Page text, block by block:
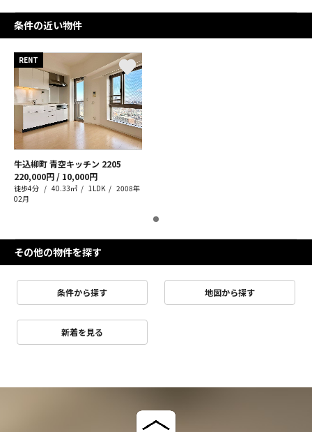
条件の近い物件
RENT
牛込柳町 青空キッチン 2205
220,000円 / 10,000円
徒歩4分 40.33㎡ 1LDK
2008年
02月
その他の物件を探す
条件から探す 地図から探す
新着を見る